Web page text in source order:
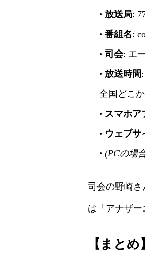
• 放送局:
•番組名:
•司会: エ
• 放送時間
全国どこ
• スマホア
• ウェブサ
•(PCの場
司会の野崎
は「アナザー
【まとめ